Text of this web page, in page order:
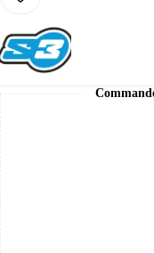
Rieju
250
(2019